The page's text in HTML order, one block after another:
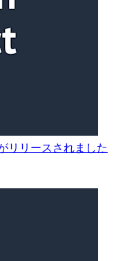
リリースされました